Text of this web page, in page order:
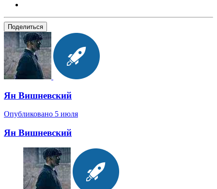
Поделиться
Ян Вишневский
Опубликовано 5 июля
Ян Вишневский